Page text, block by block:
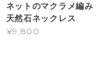
ネットのマクラメ編み
天然石ネックレス
¥9,800